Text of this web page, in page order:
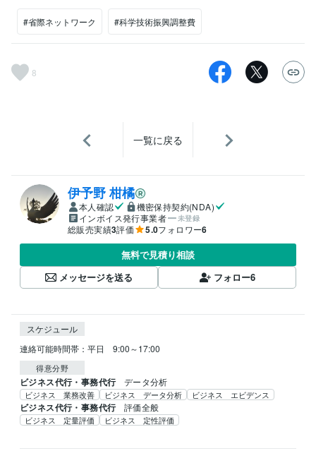
#省際ネットワーク #科学技術振興調整費
8
一覧に戻る
伊予野 柑橘
本人確認
機密保持契約(NDA)
インボイス発行事業者
未登録
総販売実績3評価 5.0フォロワー6
無料で見積り相談
メッセージを送る
フォロー6
スケジュール
連絡可能時間帯：平日　9:00～17:00
得意分野
ビジネス代行・事務代行 データ分析
ビジネス 業務改善 ビジネス データ分析 ビジネス エビデンス
ビジネス代行・事務代行 評価全般
ビジネス 定量評価 ビジネス 定性評価